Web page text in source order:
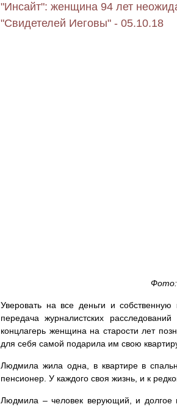
"Инсайт": женщина 94 лет
"Свидетелей Иеговы" - 05.10.18
Фото:
Уверовать на все деньги и
передача журналистских
концлагерь женщина на старости лет
для себя самой подарила им свою
Людмила жила одна, в квартире в
пенсионер. У каждого своя жизнь, и к
Людмила – человек верующий, и долгое